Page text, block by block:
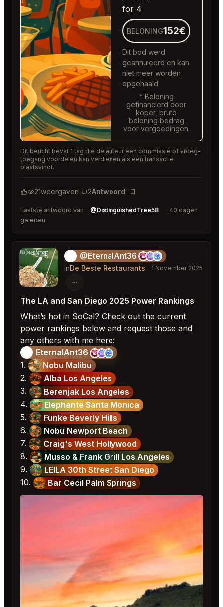
for 4
BELONING152€
Dit bod werd
geannuleerd en kan
niet meer worden
opgehaald.
* Beloning
gefinancierd door
koper, bruto
beloning bedrag
voor vergoedingen.
Dit bericht bevat 1 tag die de auteur een commissie of vroeg-
toegang voordelen kan verdienen als een transactie
plaatsvindt.
21weergaven 2Antwoord
Bladwijzer
Laatste antwoord van @DistinguishedTree58
40 dagen
geleden
@EternalAnt36
inDe Beste Restaurants 1 November 2025
The LA and San Diego 2025 Power Rankings
What’s hot in SoCal? Check out the current
power rankings below and request those and
any others with me here:
EternalAnt36
1.
Nobu Malibu
2.
Alba Los Angeles
3.
Berenjak Los Angeles
4.
Elephante Santa Monica
5.
Funke Beverly Hills
6.
Nobu Newport Beach
7.
Craig's West Hollywood
8.
Musso & Frank Grill Los Angeles
9.
LEILA 30th Street San Diego
10.
Bar Cecil Palm Springs